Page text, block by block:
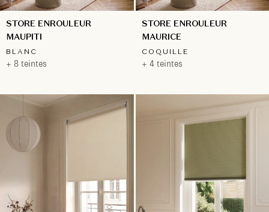
STORE ENROULEUR
MAUPITI
BLANC
+ 8 teintes
STORE ENROULEUR
MAURICE
COQUILLE
+ 4 teintes